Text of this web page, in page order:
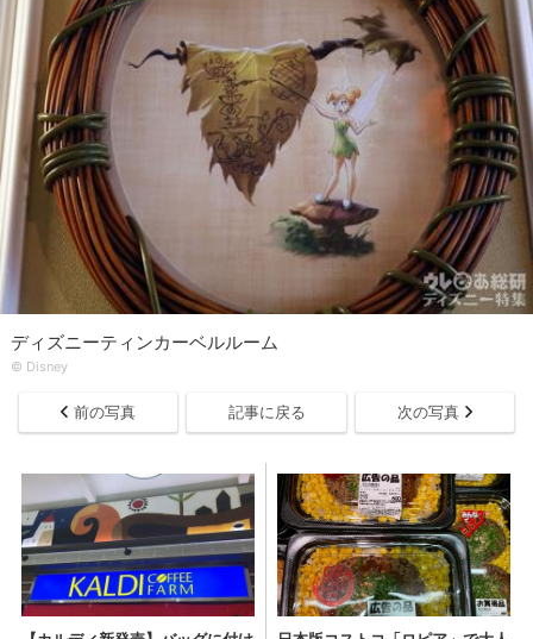
ディズニーティンカーベルルーム
© Disney
前の写真 記事に戻る 次の写真